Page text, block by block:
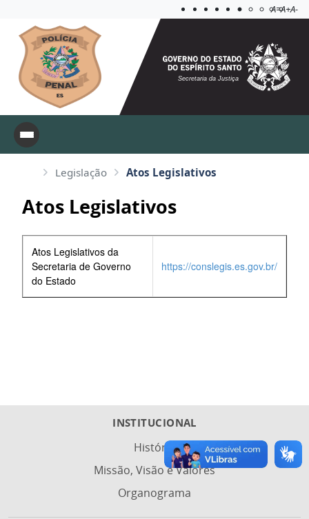
Aplicar
A=A+A-
Secretaria da Justiça
Legislação Atos Legislativos
Atos Legislativos
Atos Legislativos da
Secretaria de Governo
do Estado
https://conslegis.es.gov.br/
INSTITUCIONAL
História
Missão, Visão e Valores
Organograma